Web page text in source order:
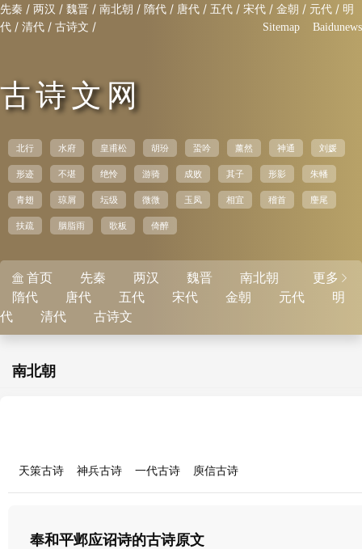
先秦 / 两汉 / 魏晋 / 南北朝 / 隋代 / 唐代 / 五代 / 宋代 / 金朝 / 元代 / 明
代 / 清代 / 古诗文 / Sitemap Baidunews
古诗文网
北行 水府 皇甫松 胡玢 蛩吟 薰然 神通 刘媛
形迹 不堪 绝怜 游骑 成败 其子 形影 朱轓
青翅 琼屑 坛级 微微 玉凤 相宜 稽首 麈尾
扶疏 胭脂雨 歌板 倚醉
更多 
 首页 先秦 两汉 魏晋
南北朝
隋代
唐代 五代 宋代 金朝 元代
明
代
清代 古诗文
南北朝
天策古诗 神兵古诗 一代古诗 庾信古诗
奉和平邺应诏诗的古诗原文